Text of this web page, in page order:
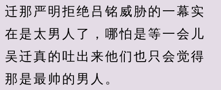
迁那严明拒绝吕铭威胁的一幕实
在是太男人了，哪怕是等一会儿
吴迁真的吐出来他们也只会觉得
那是最帅的男人。